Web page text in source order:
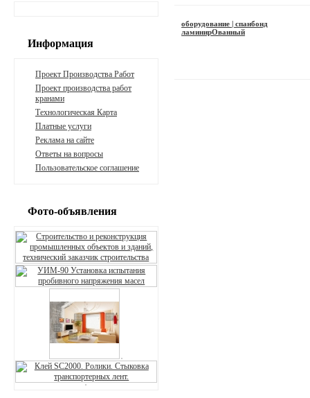
оборудование | спанбонд
ламинирОванный
Информация
Проект Производства Работ
Проект производства работ
кранами
Технологическая Карта
Платные услуги
Реклама на сайте
Ответы на вопросы
Пользовательское соглашение
Фото-объявления